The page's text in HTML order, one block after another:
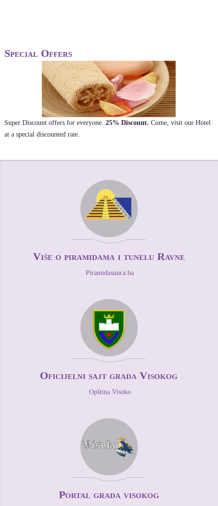
Special Offers
Super Discount offers for everyone. 25% Discount. Come, visit our Hotel
at a special discounted rate.
Više o piramidama i tunelu Ravne
Piramidasunca.ba
Oficijelni sajt grada Visokog
Opština Visoko
Portal grada visokog